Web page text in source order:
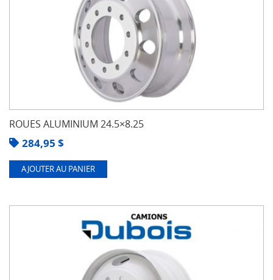
ROUES ALUMINIUM 24.5×8.25
284,95 $
AJOUTER AU PANIER